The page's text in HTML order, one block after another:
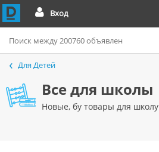
Вход
Для Детей
Все для школы
Новые, бу товары для школу